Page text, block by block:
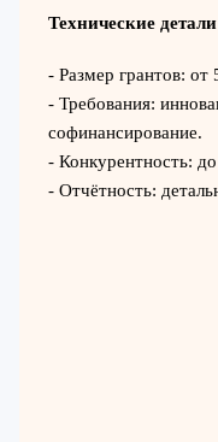
Технические детали
- Размер грантов:
- Требования:
софинансирование.
- Конкурентность:
- Отчётность: